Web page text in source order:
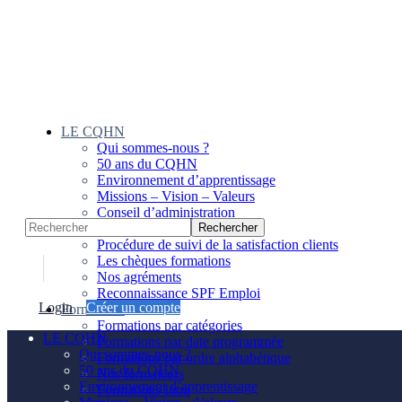
LE CQHN
Qui sommes-nous ?
50 ans du CQHN
Environnement d’apprentissage
Missions – Vision – Valeurs
Conseil d’administration
Procédure de suivi de la satisfaction clients
Les chèques formations
Nos agréments
Reconnaissance SPF Emploi
Formations
Formations par catégories
Formations par date programmée
Formations par ordre alphabétique
Nos formateurs
Formations Intra
Login
Créer un compte
LE CQHN
Qui sommes-nous ?
50 ans du CQHN
Environnement d’apprentissage